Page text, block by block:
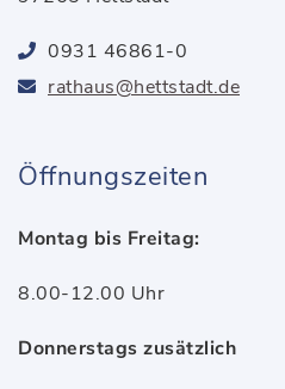
0931 46861-0
rathaus@hettstadt.de
Öffnungszeiten
Montag bis Freitag:
8.00-12.00 Uhr
Donnerstags zusätzlich